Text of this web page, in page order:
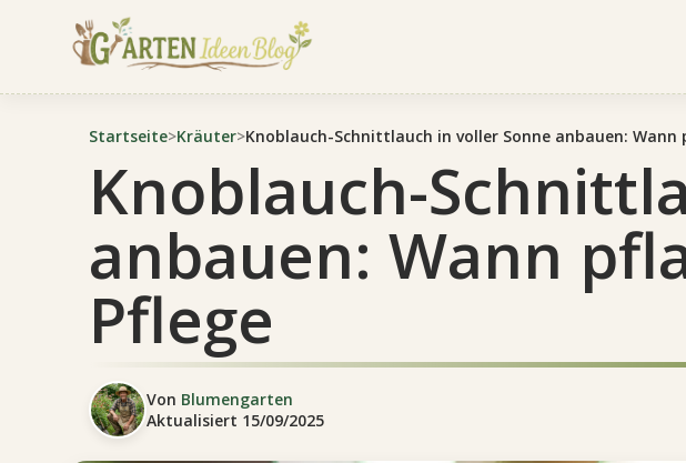
Startseite>Kräuter>Knoblauch-Schnittlauch in voller Sonne anbauen: Wann
Knoblauch-
anbauen: Wann
Pflege
Von Blumengarten
Aktualisiert 15/09/2025